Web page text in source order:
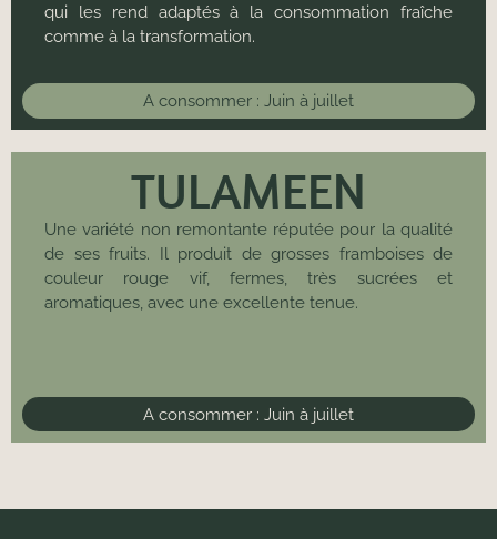
qui les rend adaptés à la consommation fraîche
comme à la transformation.
A consommer : Juin à juillet
TULAMEEN
Une variété non remontante réputée pour la qualité
de ses fruits. Il produit de grosses framboises de
couleur rouge vif, fermes, très sucrées et
aromatiques, avec une excellente tenue.
A consommer : Juin à juillet